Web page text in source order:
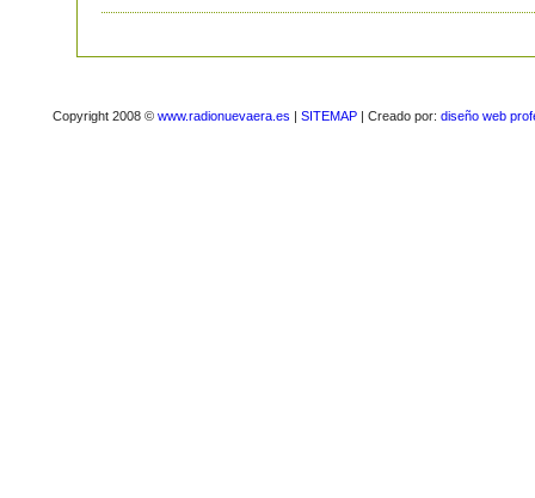
Copyright 2008 © www.radionuevaera.es | SITEMAP | Creado por: diseño web